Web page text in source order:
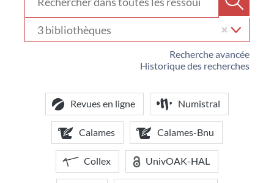
Recherche avancée
Historique des recherches
votre
bibliothèque
Revues en ligne Numistral
Calames Calames-Bnu
Collex UnivOAK-HAL